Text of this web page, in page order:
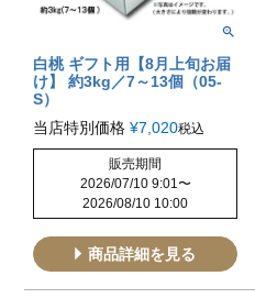
白桃 ギフト用【8月上旬お届
け】 約3kg／7～13個（05-
S）
当店特別価格 ¥7,020税込
販売期間
2026/07/10 9:01 〜
2026/08/10 10:00
商品詳細を見る